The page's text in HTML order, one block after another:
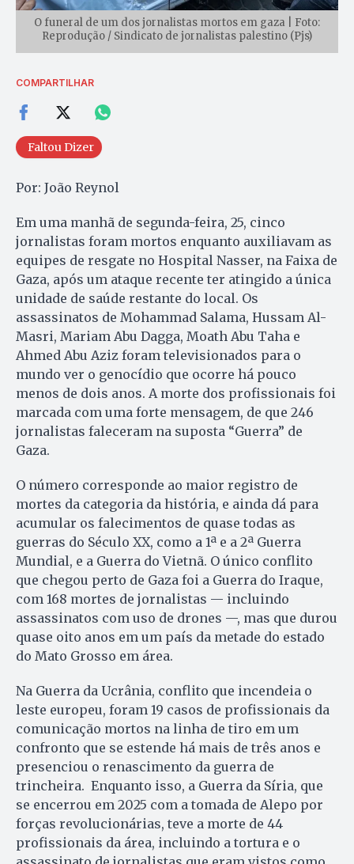
O funeral de um dos jornalistas mortos em gaza | Foto:
Reprodução / Sindicato de jornalistas palestino (Pjs)
COMPARTILHAR
Faltou Dizer
Por: João Reynol
Em uma manhã de segunda-feira, 25, cinco
jornalistas foram mortos enquanto auxiliavam as
equipes de resgate no Hospital Nasser, na Faixa de
Gaza, após um ataque recente ter atingido a única
unidade de saúde restante do local. Os
assassinatos de Mohammad Salama, Hussam Al-
Masri, Mariam Abu Dagga, Moath Abu Taha e
Ahmed Abu Aziz foram televisionados para o
mundo ver o genocídio que ocorre há pouco
menos de dois anos. A morte dos profissionais foi
marcada com uma forte mensagem, de que 246
jornalistas faleceram na suposta “Guerra” de
Gaza.
O número corresponde ao maior registro de
mortes da categoria da história, e ainda dá para
acumular os falecimentos de quase todas as
guerras do Século XX, como a 1ª e a 2ª Guerra
Mundial, e a Guerra do Vietnã. O único conflito
que chegou perto de Gaza foi a Guerra do Iraque,
com 168 mortes de jornalistas — incluindo
assassinatos com uso de drones —, mas que durou
quase oito anos em um país da metade do estado
do Mato Grosso em área.
Na Guerra da Ucrânia, conflito que incendeia o
leste europeu, foram 19 casos de profissionais da
comunicação mortos na linha de tiro em um
confronto que se estende há mais de três anos e
presenciou o renascimento da guerra de
trincheira. Enquanto isso, a Guerra da Síria, que
se encerrou em 2025 com a tomada de Alepo por
forças revolucionárias, teve a morte de 44
profissionais da área, incluindo a tortura e o